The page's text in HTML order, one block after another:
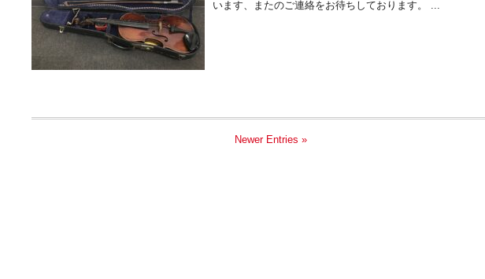
います、またのご連絡をお待ちしております。 ...
Newer Entries »